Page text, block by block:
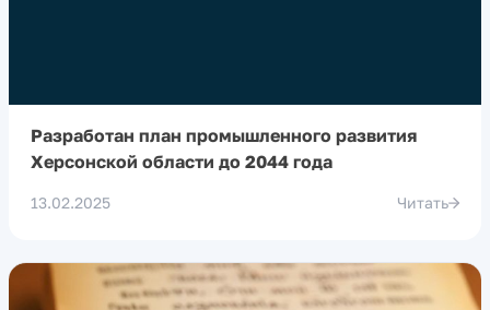
Разработан план промышленного развития
Херсонской области до 2044 года
13.02.2025 Читать